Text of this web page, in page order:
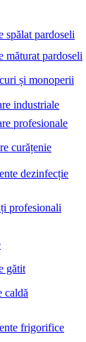
spălat pardoseli
măturat pardoseli
și monoperii
industriale
profesionale
curățenie
dezinfecție
profesionali
gătit
caldă
frigorifice